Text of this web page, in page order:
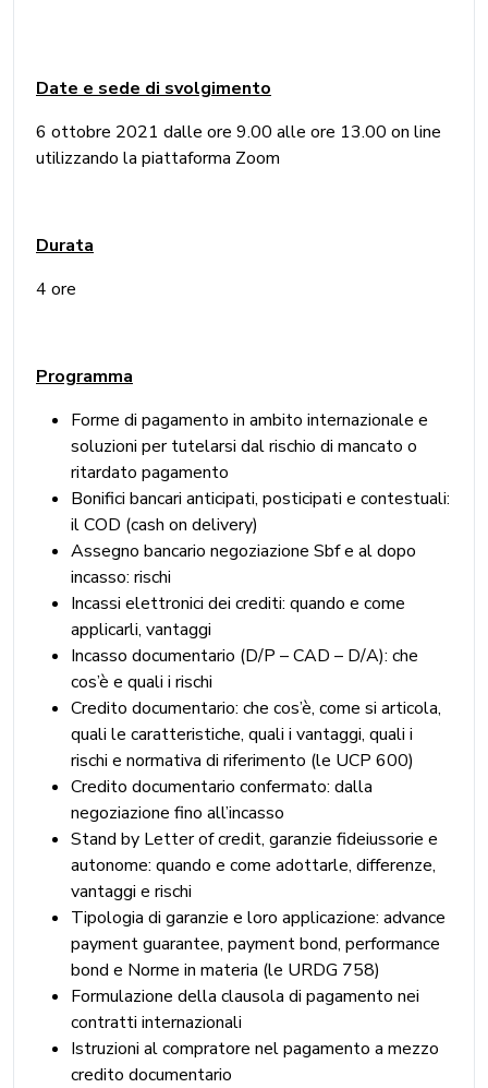
Date e sede di svolgimento
6 ottobre 2021 dalle ore 9.00 alle ore 13.00 on line
utilizzando la piattaforma Zoom
Durata
4 ore
Programma
Forme di pagamento in ambito internazionale e
soluzioni per tutelarsi dal rischio di mancato o
ritardato pagamento
Bonifici bancari anticipati, posticipati e contestuali:
il COD (cash on delivery)
Assegno bancario negoziazione Sbf e al dopo
incasso: rischi
Incassi elettronici dei crediti: quando e come
applicarli, vantaggi
Incasso documentario (D/P – CAD – D/A): che
cos’è e quali i rischi
Credito documentario: che cos’è, come si articola,
quali le caratteristiche, quali i vantaggi, quali i
rischi e normativa di riferimento (le UCP 600)
Credito documentario confermato: dalla
negoziazione fino all’incasso
Stand by Letter of credit, garanzie fideiussorie e
autonome: quando e come adottarle, differenze,
vantaggi e rischi
Tipologia di garanzie e loro applicazione: advance
payment guarantee, payment bond, performance
bond e Norme in materia (le URDG 758)
Formulazione della clausola di pagamento nei
contratti internazionali
Istruzioni al compratore nel pagamento a mezzo
credito documentario